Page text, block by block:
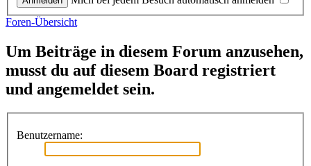
Foren-Übersicht
Um Beiträge in diesem Forum anzusehen,
musst du auf diesem Board registriert
und angemeldet sein.
Benutzername: